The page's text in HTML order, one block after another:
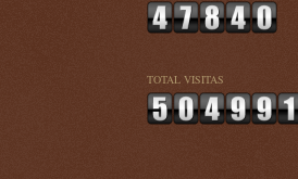
TOTAL VISITAS